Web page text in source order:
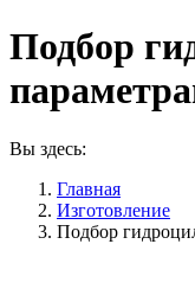
Подбор
Вы здесь:
Главная
Изготовление
Подбор